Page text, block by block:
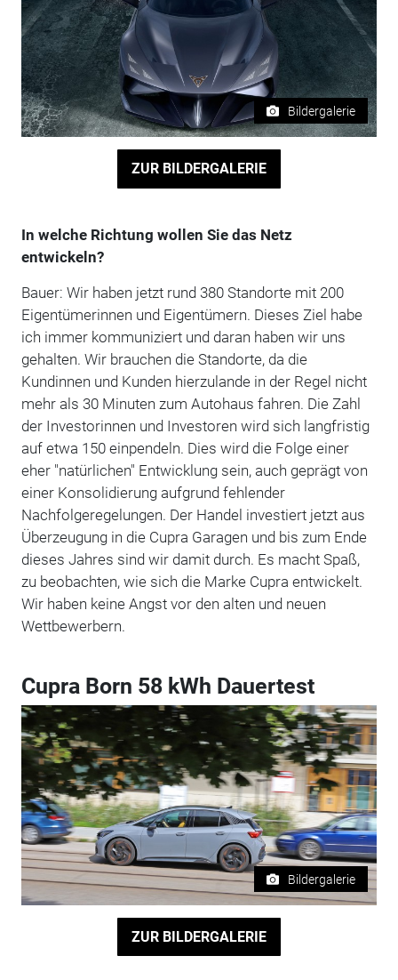
Bildergalerie
ZUR BILDERGALERIE
In welche Richtung wollen Sie das Netz
entwickeln?
Bauer: Wir haben jetzt rund 380 Standorte mit 200
Eigentümerinnen und Eigentümern. Dieses Ziel habe
ich immer kommuniziert und daran haben wir uns
gehalten. Wir brauchen die Standorte, da die
Kundinnen und Kunden hierzulande in der Regel nicht
mehr als 30 Minuten zum Autohaus fahren. Die Zahl
der Investorinnen und Investoren wird sich langfristig
auf etwa 150 einpendeln. Dies wird die Folge einer
eher "natürlichen" Entwicklung sein, auch geprägt von
einer Konsolidierung aufgrund fehlender
Nachfolgeregelungen. Der Handel investiert jetzt aus
Überzeugung in die Cupra Garagen und bis zum Ende
dieses Jahres sind wir damit durch. Es macht Spaß,
zu beobachten, wie sich die Marke Cupra entwickelt.
Wir haben keine Angst vor den alten und neuen
Wettbewerbern.
Cupra Born 58 kWh Dauertest
Bildergalerie
ZUR BILDERGALERIE